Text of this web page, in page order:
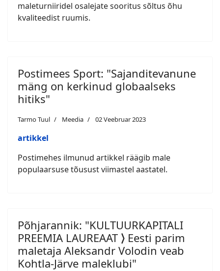
maleturniiridel osalejate sooritus sõltus õhu
kvaliteedist ruumis.
Postimees Sport: "Sajanditevanune
mäng on kerkinud globaalseks
hitiks"
Tarmo Tuul Meedia 02 Veebruar 2023
artikkel
Postimehes ilmunud artikkel räägib male
populaarsuse tõusust viimastel aastatel.
Põhjarannik: "KULTUURKAPITALI
PREEMIA LAUREAAT ⟩ Eesti parim
maletaja Aleksandr Volodin veab
Kohtla-Järve maleklubi"